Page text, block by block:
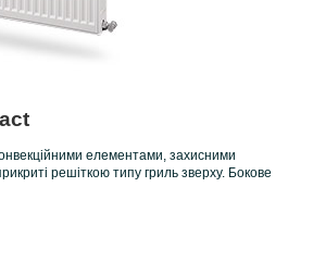
елементами, захисними
решіткою типу гриль зверху. Бокове